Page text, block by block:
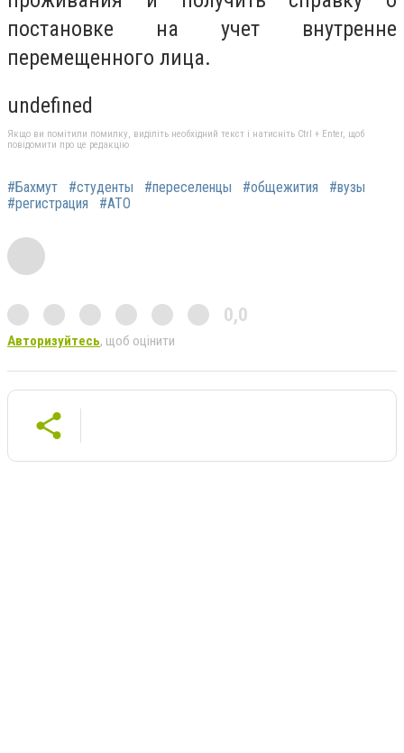
постановке на учет внутренне
перемещенного лица.
undefined
Якщо ви помітили помилку, виділіть необхідний текст і натисніть Ctrl + Enter, щоб
повідомити про це редакцію
#Бахмут #студенты #переселенцы #общежития
#вузы
#регистрация
#АТО
0,0
Авторизуйтесь, щоб оцінити